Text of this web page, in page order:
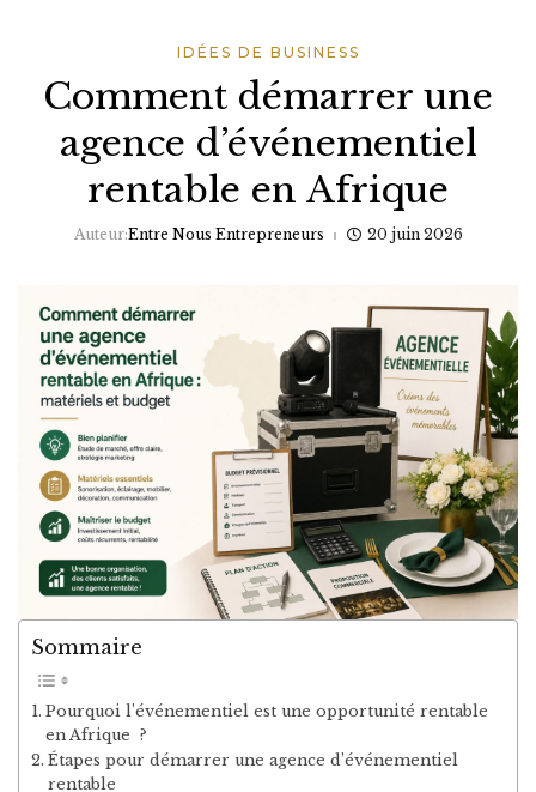
IDÉES DE BUSINESS
Comment démarrer une
agence d’événementiel
rentable en Afrique
Auteur:Entre Nous Entrepreneurs 20 juin 2026
Sommaire
Pourquoi l’événementiel est une opportunité rentable
en Afrique ?
Étapes pour démarrer une agence d’événementiel
rentable